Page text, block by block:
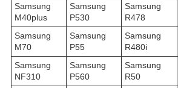
Samsung
M40plus
Samsung
P530
Samsung
R478
Samsung
M70
Samsung
P55
Samsung
R480i
Samsung
NF310
Samsung
P560
Samsung
R50